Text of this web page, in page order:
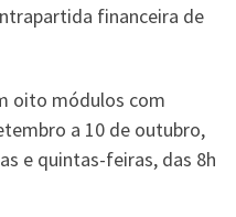
financeira de
oito módulos com
a 10 de outubro,
e quintas-feiras, das 8h